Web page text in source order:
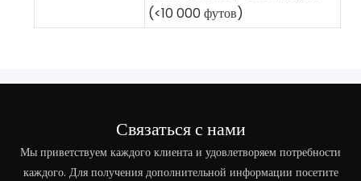
(<10 000 футов)
Связаться с нами
Мы приветствуем каждого клиента и удовлетворяем потребности
каждого. Для получения дополнительной информации посетите